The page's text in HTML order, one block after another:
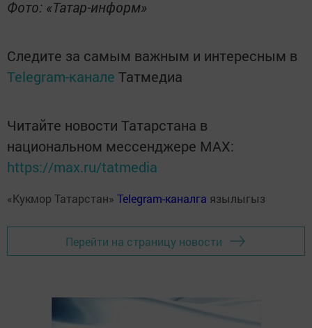
Фото: «Татар-информ»
Следите за самым важным и интересным в
Telegram-канале Татмедиа
Читайте новости Татарстана в
национальном мессенджере MАХ:
https://max.ru/tatmedia
«Кукмор Татарстан» Telegram-каналга язылыгыз
Перейти на страницу новости